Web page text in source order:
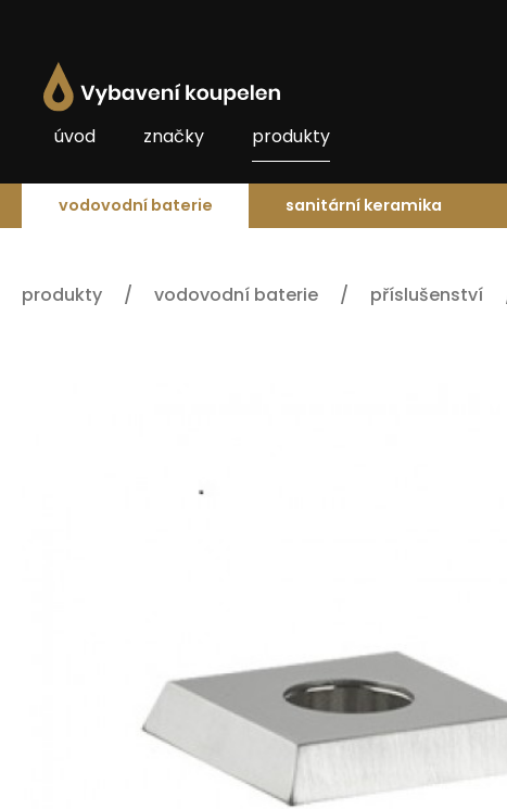
úvod značky produkty
vodovodní baterie sanitární keramika
produkty vodovodní baterie příslušenství